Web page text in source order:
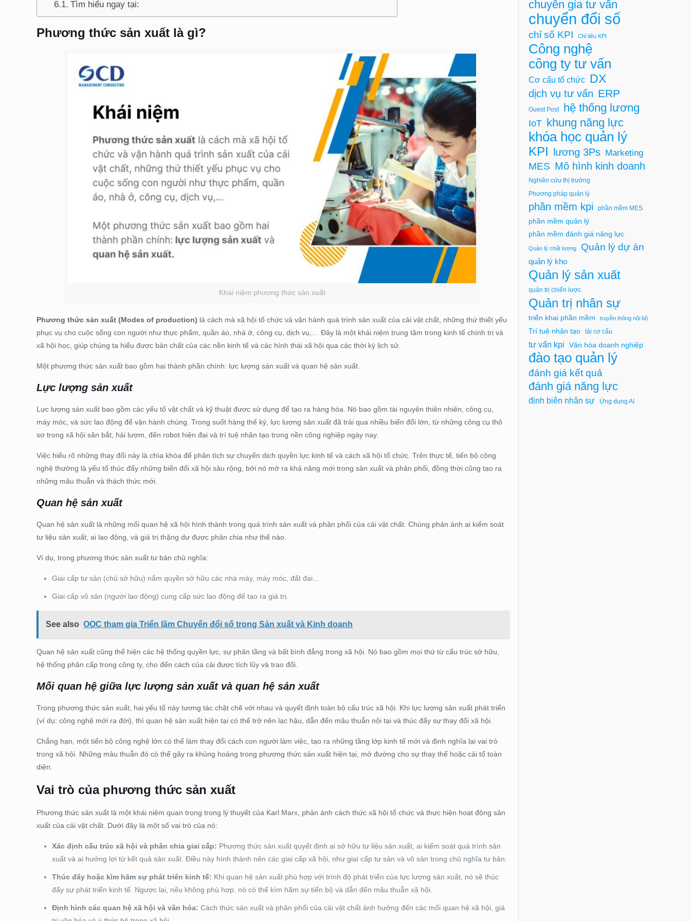
Tìm hiểu ngay tại:
Phương thức sản xuất là gì?
Khái niệm phương thức sản xuất
Phương thức sản xuất (Modes of production) là cách mà xã hội tổ chức và vận hành quá trình sản xuất của cải vật chất, những thứ thiết yếu
phục vụ cho cuộc sống con người như thực phẩm, quần áo, nhà ở, công cụ, dịch vụ,… Đây là một khái niệm trung tâm trong kinh tế chính trị và
xã hội học, giúp chúng ta hiểu được bản chất của các nền kinh tế và các hình thái xã hội qua các thời kỳ lịch sử.
Một phương thức sản xuất bao gồm hai thành phần chính: lực lượng sản xuất và quan hệ sản xuất.
Lực lượng sản xuất
Lực lượng sản xuất bao gồm các yếu tố vật chất và kỹ thuật được sử dụng để tạo ra hàng hóa. Nó bao gồm tài nguyên thiên nhiên, công cụ,
máy móc, và sức lao động để vận hành chúng. Trong suốt hàng thế kỷ, lực lượng sản xuất đã trải qua nhiều biến đổi lớn, từ những công cụ thô
sơ trong xã hội săn bắt, hái lượm, đến robot hiện đại và trí tuệ nhân tạo trong nền công nghiệp ngày nay.
Việc hiểu rõ những thay đổi này là chìa khóa để phân tích sự chuyển dịch quyền lực kinh tế và cách xã hội tổ chức. Trên thực tế, tiến bộ công
nghệ thường là yếu tố thúc đẩy những biến đổi xã hội sâu rộng, bởi nó mở ra khả năng mới trong sản xuất và phân phối, đồng thời cũng tạo ra
những mâu thuẫn và thách thức mới.
Quan hệ sản xuất
Quan hệ sản xuất là những mối quan hệ xã hội hình thành trong quá trình sản xuất và phân phối của cải vật chất. Chúng phản ánh ai kiểm soát
tư liệu sản xuất, ai lao động, và giá trị thặng dư được phân chia như thế nào.
Ví dụ, trong phương thức sản xuất tư bản chủ nghĩa:
Giai cấp tư sản (chủ sở hữu) nắm quyền sở hữu các nhà máy, máy móc, đất đai…
Giai cấp vô sản (người lao động) cung cấp sức lao động để tạo ra giá trị.
See also OOC tham gia Triển lãm Chuyển đổi số trong Sản xuất và Kinh doanh
Quan hệ sản xuất cũng thể hiện các hệ thống quyền lực, sự phân tầng và bất bình đẳng trong xã hội. Nó bao gồm mọi thứ từ cấu trúc sở hữu,
hệ thống phân cấp trong công ty, cho đến cách của cải được tích lũy và trao đổi.
Mối quan hệ giữa lực lượng sản xuất và quan hệ sản xuất
Trong phương thức sản xuất, hai yếu tố này tương tác chặt chẽ với nhau và quyết định toàn bộ cấu trúc xã hội. Khi lực lượng sản xuất phát triển
(ví dụ: công nghệ mới ra đời), thì quan hệ sản xuất hiện tại có thể trở nên lạc hậu, dẫn đến mâu thuẫn nội tại và thúc đẩy sự thay đổi xã hội.
Chẳng hạn, một tiến bộ công nghệ lớn có thể làm thay đổi cách con người làm việc, tạo ra những tầng lớp kinh tế mới và định nghĩa lại vai trò
trong xã hội. Những mâu thuẫn đó có thể gây ra khủng hoảng trong phương thức sản xuất hiện tại, mở đường cho sự thay thế hoặc cải tổ toàn
diện.
Vai trò của phương thức sản xuất
​Phương thức sản xuất là một khái niệm quan trọng trong lý thuyết của Karl Marx, phản ánh cách thức xã hội tổ chức và thực hiện hoạt động sản
xuất của cải vật chất. Dưới đây là một số vai trò của nó:
Xác định cấu trúc xã hội và phân chia giai cấp: Phương thức sản xuất quyết định ai sở hữu tư liệu sản xuất, ai kiểm soát quá trình sản
xuất và ai hưởng lợi từ kết quả sản xuất. Điều này hình thành nên các giai cấp xã hội, như giai cấp tư sản và vô sản trong chủ nghĩa tư bản.
Thúc đẩy hoặc kìm hãm sự phát triển kinh tế: Khi quan hệ sản xuất phù hợp với trình độ phát triển của lực lượng sản xuất, nó sẽ thúc
đẩy sự phát triển kinh tế. Ngược lại, nếu không phù hợp, nó có thể kìm hãm sự tiến bộ và dẫn đến mâu thuẫn xã hội.
Định hình các quan hệ xã hội và văn hóa: Cách thức sản xuất và phân phối của cải vật chất ảnh hưởng đến các mối quan hệ xã hội, giá
chuyên gia tư vấn
chuyển đổi số
chỉ số KPI Chỉ tiêu KPI
Công nghệ
công ty tư vấn
Cơ cấu tổ chức DX
dịch vụ tư vấn ERP
Guest Post hệ thống lương
IoT khung năng lực
khóa học quản lý
KPI lương 3Ps Marketing
MES Mô hình kinh doanh
Nghiên cứu thị trường
Phương pháp quản lý
phần mềm kpi phần mềm MES
phần mềm quản lý
phần mềm đánh giá năng lực
Quản lý chất lượng Quản lý dự án
quản lý kho
Quản lý sản xuất
quản trị chiến lược
Quản trị nhân sự
triển khai phần mềm truyền thông nội bộ
Trí tuệ nhân tạo tái cơ cấu
tư vấn kpi Văn hóa doanh nghiệp
đào tạo quản lý
đánh giá kết quả
đánh giá năng lực
định biên nhân sự Ứng dụng AI